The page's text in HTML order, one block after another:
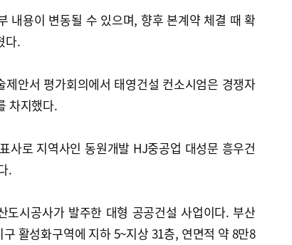
내용이 변동될 수 있으며, 향후 본계약 체결 때 확
다.
안서 평가회의에서 태영건설 컨소시엄은 경쟁자
차지했다.
사로 지역사인 동원개발 HJ중공업 대성문 흥우건
.
도시공사가 발주한 대형 공공건설 사업이다. 부산
활성화구역에 지하 5~지상 31층, 연면적 약 8만8